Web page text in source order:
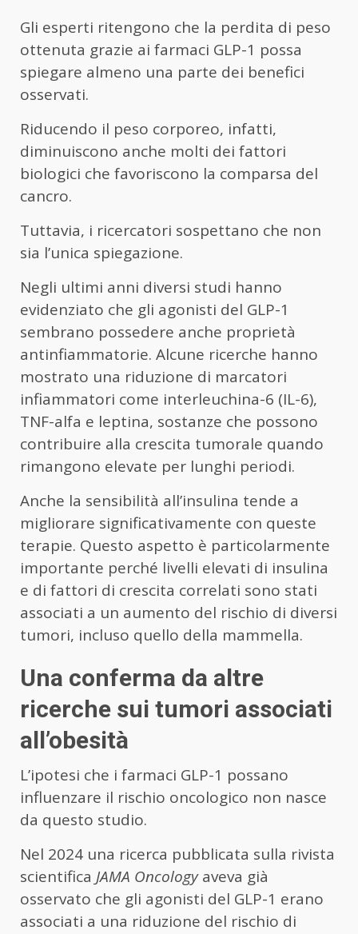
Gli esperti ritengono che la perdita di peso
ottenuta grazie ai farmaci GLP-1 possa
spiegare almeno una parte dei benefici
osservati.
Riducendo il peso corporeo, infatti,
diminuiscono anche molti dei fattori
biologici che favoriscono la comparsa del
cancro.
Tuttavia, i ricercatori sospettano che non
sia l’unica spiegazione.
Negli ultimi anni diversi studi hanno
evidenziato che gli agonisti del GLP-1
sembrano possedere anche proprietà
antinfiammatorie. Alcune ricerche hanno
mostrato una riduzione di marcatori
infiammatori come interleuchina-6 (IL-6),
TNF-alfa e leptina, sostanze che possono
contribuire alla crescita tumorale quando
rimangono elevate per lunghi periodi.
Anche la sensibilità all’insulina tende a
migliorare significativamente con queste
terapie. Questo aspetto è particolarmente
importante perché livelli elevati di insulina
e di fattori di crescita correlati sono stati
associati a un aumento del rischio di diversi
tumori, incluso quello della mammella.
Una conferma da altre
ricerche sui tumori associati
all’obesità
L’ipotesi che i farmaci GLP-1 possano
influenzare il rischio oncologico non nasce
da questo studio.
Nel 2024 una ricerca pubblicata sulla rivista
scientifica JAMA Oncologyaveva già
osservato che gli agonisti del GLP-1 erano
associati a una riduzione del rischio di